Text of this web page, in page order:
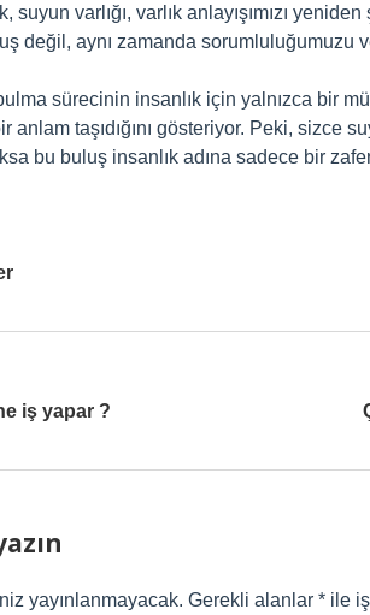
suyun varlığı, varlık anlayışımızı
değil, aynı zamanda sorumluluğumuzu
sürecinin insanlık için yalnızca bir
anlam taşıdığını gösteriyor. Peki, sizce
bu buluş insanlık adına sadece bir
iş yapar ?
yayınlanmayacak. Gerekli alanlar * ile